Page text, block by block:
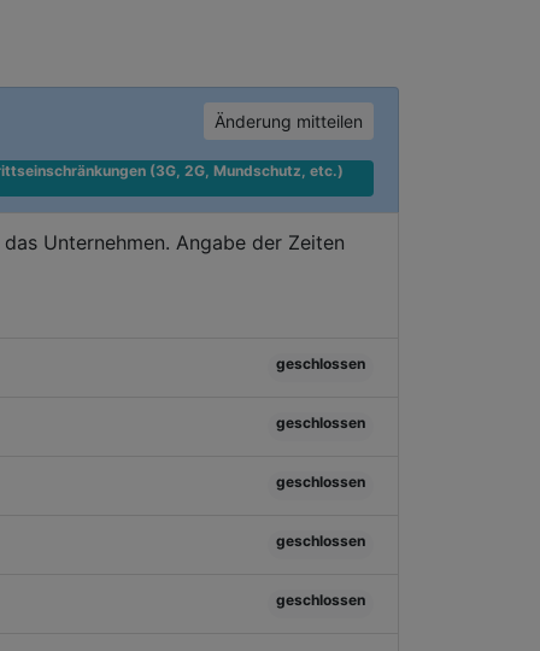
Änderung mitteilen
(3G, 2G, Mundschutz, etc.)
Unternehmen. Angabe der Zeiten
geschlossen
geschlossen
geschlossen
geschlossen
geschlossen